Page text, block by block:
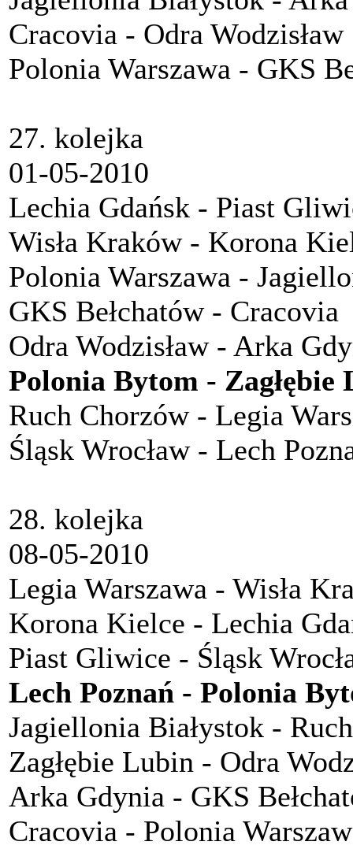
Cracovia - Odra Wodzisław
Polonia Warszawa - GKS
27. kolejka
01-05-2010
Lechia Gdańsk - Piast
Wisła Kraków - Korona
Polonia Warszawa -
GKS Bełchatów - Cracovia
Odra Wodzisław - Arka
Polonia Bytom - Zagłębie
Ruch Chorzów - Legia
Śląsk Wrocław - Lech
28. kolejka
08-05-2010
Legia Warszawa - Wisła
Korona Kielce - Lechia
Piast Gliwice - Śląsk
Lech Poznań - Polonia
Jagiellonia Białystok -
Zagłębie Lubin - Odra
Arka Gdynia - GKS
Cracovia - Polonia